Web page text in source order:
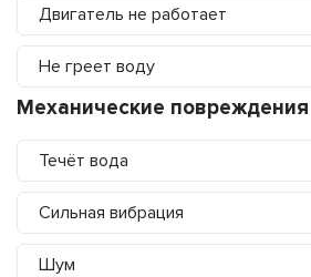
Двигатель не работает
Не греет воду
Механические повреждения
Течёт вода
Сильная вибрация
Шум